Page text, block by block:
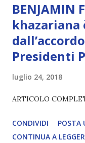
BENJAMIN
khazariana
Presidenti
luglio 24, 2018
ARTICOLO
CONDIVIDI
POSTA
CONTINUA A